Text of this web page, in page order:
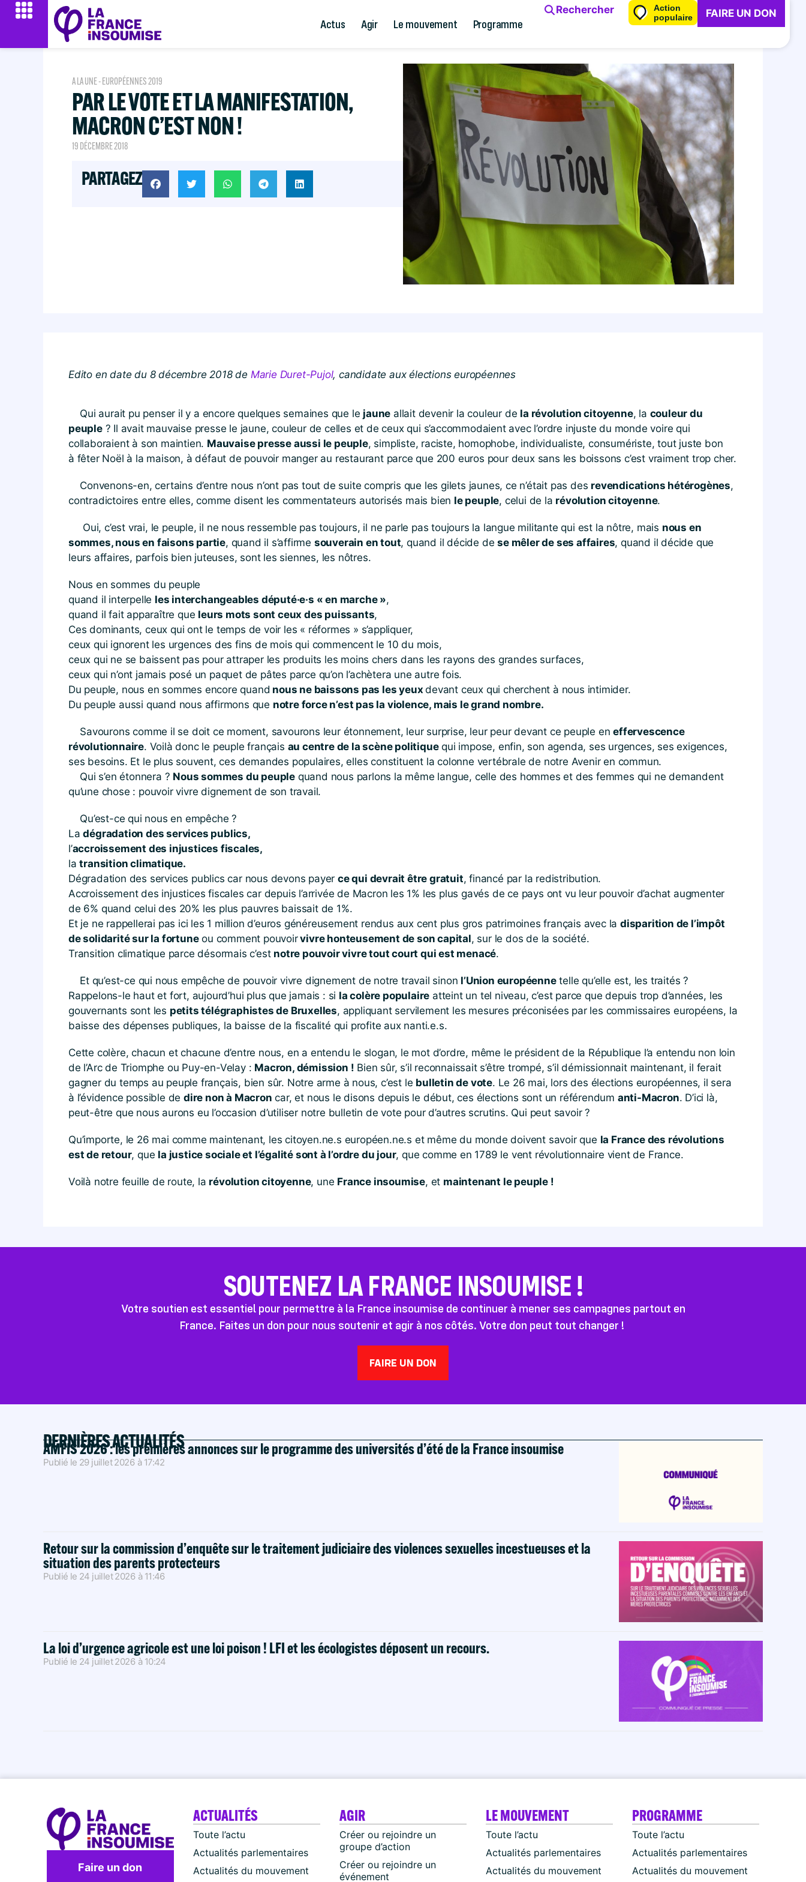
Actus Agir Le mouvement Programme
Rechercher
Action
populaire
FAIRE UN DON
A LA UNE - EUROPÉENNES 2019
PAR LE VOTE ET LA MANIFESTATION,
MACRON C’EST NON !
19 DÉCEMBRE 2018
PARTAGEZ
Edito en date du 8 décembre 2018 de Marie Duret-Pujol, candidate aux élections européennes
Qui aurait pu penser il y a encore quelques semaines que le jaune allait devenir la couleur de la révolution citoyenne, la couleur du
peuple? Il avait mauvaise presse le jaune, couleur de celles et de ceux qui s’accommodaient avec l’ordre injuste du monde voire qui
collaboraient à son maintien. Mauvaise presse aussi le peuple, simpliste, raciste, homophobe, individualiste, consumériste, tout juste bon
à fêter Noël à la maison, à défaut de pouvoir manger au restaurant parce que 200 euros pour deux sans les boissons c’est vraiment trop cher.
Convenons-en, certains d’entre nous n’ont pas tout de suite compris que les gilets jaunes, ce n’était pas des revendications hétérogènes,
contradictoires entre elles, comme disent les commentateurs autorisés mais bien le peuple, celui de la révolution citoyenne.
Oui, c’est vrai, le peuple, il ne nous ressemble pas toujours, il ne parle pas toujours la langue militante qui est la nôtre, mais nous en
sommes, nous en faisons partie, quand il s’affirme souverain en tout, quand il décide dese mêler de ses affaires, quand il décide que
leurs affaires, parfois bien juteuses, sont les siennes, les nôtres.
Nous en sommes du peuple
quand il interpelle les interchangeables député·e·s « en marche »,
quand il fait apparaître que leurs mots sont ceux des puissants,
Ces dominants, ceux qui ont le temps de voir les « réformes » s’appliquer,
ceux qui ignorent les urgences des fins de mois qui commencent le 10 du mois,
ceux qui ne se baissent pas pour attraper les produits les moins chers dans les rayons des grandes surfaces,
ceux qui n’ont jamais posé un paquet de pâtes parce qu’on l’achètera une autre fois.
Du peuple, nous en sommes encore quand nous ne baissons pas les yeuxdevant ceux qui cherchent à nous intimider.
Du peuple aussi quand nous affirmons que notre force n’est pas la violence, mais le grand nombre.
Savourons comme il se doit ce moment, savourons leur étonnement, leur surprise, leur peur devant ce peuple eneffervescence
révolutionnaire. Voilà donc le peuple français au centre de la scène politiquequi impose, enfin, son agenda, ses urgences, ses exigences,
ses besoins. Et le plus souvent, ces demandes populaires, elles constituent la colonne vertébrale de notre Avenir en commun.
Qui s’en étonnera ? Nous sommes du peuple quand nous parlons la même langue, celle des hommes et des femmes qui ne demandent
qu’une chose : pouvoir vivre dignement de son travail.
Qu’est-ce qui nous en empêche ?
Ladégradation des services publics,
l’accroissement des injustices fiscales,
latransition climatique.
Dégradation des services publics car nous devons payer ce qui devrait être gratuit, financé par la redistribution.
Accroissement des injustices fiscales car depuis l’arrivée de Macron les 1% les plus gavés de ce pays ont vu leur pouvoir d’achat augmenter
de 6% quand celui des 20% les plus pauvres baissait de 1%.
Et je ne rappellerai pas ici les 1 million d’euros généreusement rendus aux cent plus gros patrimoines français avec la disparition de l’impôt
de solidarité sur la fortuneou comment pouvoirvivre honteusement de son capital, sur le dos de la société.
Transition climatique parce désormais c’est notre pouvoir vivre tout court qui est menacé.
Et qu’est-ce qui nous empêche de pouvoir vivre dignement de notre travail sinon l’Union européennetelle qu’elle est, les traités ?
Rappelons-le haut et fort, aujourd’hui plus que jamais : si la colère populaire atteint un tel niveau, c’est parce que depuis trop d’années, les
gouvernants sont les petits télégraphistes de Bruxelles, appliquant servilement les mesures préconisées par les commissaires européens, la
baisse des dépenses publiques, la baisse de la fiscalité qui profite aux nanti.e.s.
Cette colère, chacun et chacune d’entre nous, en a entendu le slogan, le mot d’ordre, même le président de la République l’a entendu non loin
de l’Arc de Triomphe ou Puy-en-Velay : Macron, démission ! Bien sûr, s’il reconnaissait s’être trompé, s’il démissionnait maintenant, il ferait
gagner du temps au peuple français, bien sûr. Notre arme à nous, c’est le bulletin de vote. Le 26 mai, lors des élections européennes, il sera
à l’évidence possible dedire non à Macron car, et nous le disons depuis le début, ces élections sont un référendum anti-Macron. D’ici là,
peut-être que nous aurons eu l’occasion d’utiliser notre bulletin de vote pour d’autres scrutins. Qui peut savoir ?
Qu’importe, le 26 mai comme maintenant, les citoyen.ne.s européen.ne.s et même du monde doivent savoir que la France des révolutions
est de retour, que la justice sociale et l’égalité sont à l’ordre du jour, que comme en 1789 le vent révolutionnaire vient de France.
Voilà notre feuille de route, la révolution citoyenne, une France insoumise, et maintenant le peuple !
SOUTENEZ LA FRANCE INSOUMISE !
Votre soutien est essentiel pour permettre à la France insoumise de continuer à mener ses campagnes partout en
France. Faites un don pour nous soutenir et agir à nos côtés. Votre don peut tout changer !
FAIRE UN DON
DERNIÈRES ACTUALITÉS
AMFIS 2026 : les premières annonces sur le programme des universités d’été de la France insoumise
Publié le 29 juillet 2026 à 17:42
Retour sur la commission d’enquête sur le traitement judiciaire des violences sexuelles incestueuses et la
situation des parents protecteurs
Publié le 24 juillet 2026 à 11:46
La loi d’urgence agricole est une loi poison ! LFI et les écologistes déposent un recours.
Publié le 24 juillet 2026 à 10:24
Faire un don
ACTUALITÉS
Toute l’actu
Actualités parlementaires
Actualités du mouvement
AGIR
Créer ou rejoindre un
groupe d’action
Créer ou rejoindre un
événement
LE MOUVEMENT
Toute l’actu
Actualités parlementaires
Actualités du mouvement
PROGRAMME
Toute l’actu
Actualités parlementaires
Actualités du mouvement